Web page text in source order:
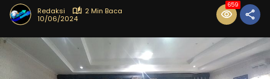
Redaksi
2 Min Baca
10/06/2024
659